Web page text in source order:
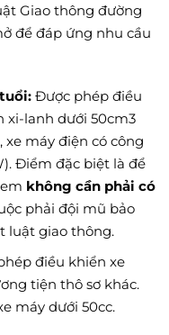
Giao thông đường
để đáp ứng nhu cầu
Được phép điều
xi-lanh dưới 50cm3
xe máy điện có công
Điểm đặc biệt là để
không cần phải có
phải đội mũ bảo
luật giao thông.
điều khiển xe
tiện thô sơ khác.
máy dưới 50cc.